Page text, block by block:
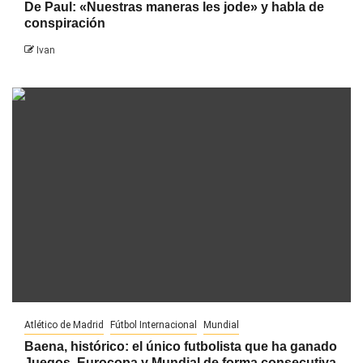
De Paul: «Nuestras maneras les jode» y habla de
conspiración
Ivan
Atlético de Madrid Fútbol Internacional Mundial
Baena, histórico: el único futbolista que ha ganado